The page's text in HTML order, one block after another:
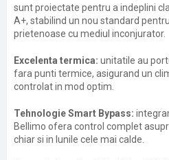
sunt proiectate pentru a indeplini
A+, stabilind un nou standard
prietenoase cu mediul inconjurator.
Excelenta termica: unitatile au
fara punti termice, asigurand un
controlat in mod optim.
Tehnologie Smart Bypass:
Bellimo ofera control complet
chiar si in lunile cele mai calde.